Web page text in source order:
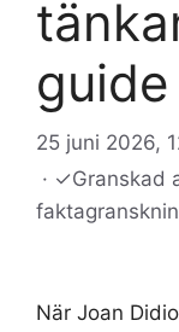
25 juni 2026,
· ✓Granskad
När Joan